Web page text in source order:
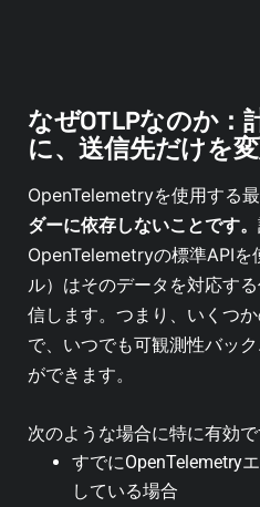
なぜOTLPなのか：
に、送信先だけを
OpenTelemetryを使用する最
ダーに依存しないことです。
OpenTelemetryの標準APIを
ル）はそのデータを対応す
信します。つまり、いくつ
で、いつでも可観測性バッ
ができます。
次のような場合に特に有効で
すでにOpenTelemetry
している場合